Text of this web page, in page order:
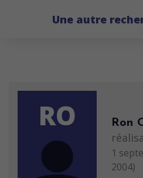
Une autre
RO Ron
1
2004)